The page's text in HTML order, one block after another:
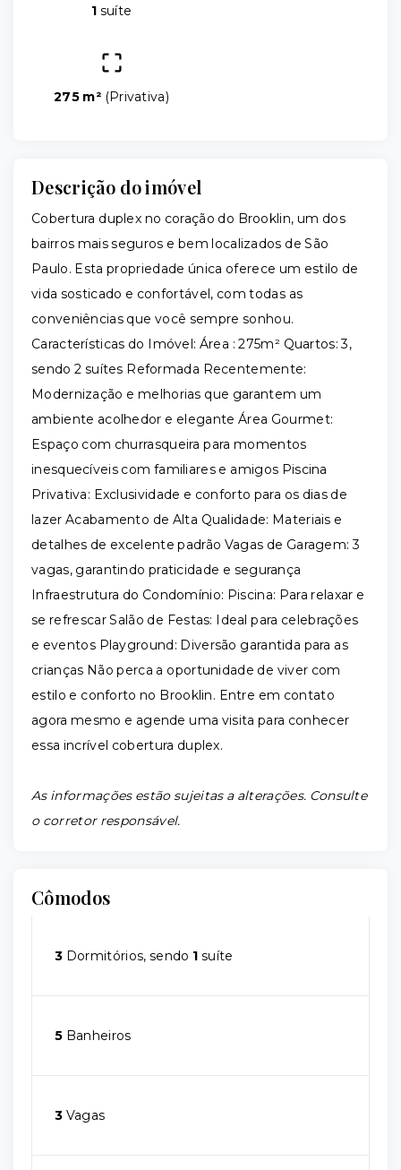
1 suíte
275 m² (Privativa)
Descrição do imóvel
Cobertura duplex no coração do Brooklin, um dos
bairros mais seguros e bem localizados de São
Paulo. Esta propriedade única oferece um estilo de
vida sosticado e confortável, com todas as
conveniências que você sempre sonhou.
Características do Imóvel: Área : 275m² Quartos: 3,
sendo 2 suítes Reformada Recentemente:
Modernização e melhorias que garantem um
ambiente acolhedor e elegante Área Gourmet:
Espaço com churrasqueira para momentos
inesquecíveis com familiares e amigos Piscina
Privativa: Exclusividade e conforto para os dias de
lazer Acabamento de Alta Qualidade: Materiais e
detalhes de excelente padrão Vagas de Garagem: 3
vagas, garantindo praticidade e segurança
Infraestrutura do Condomínio: Piscina: Para relaxar e
se refrescar Salão de Festas: Ideal para celebrações
e eventos Playground: Diversão garantida para as
crianças Não perca a oportunidade de viver com
estilo e conforto no Brooklin. Entre em contato
agora mesmo e agende uma visita para conhecer
essa incrível cobertura duplex.
As informações estão sujeitas a alterações. Consulte
o corretor responsável.
Cômodos
3 Dormitórios, sendo 1 suíte
5 Banheiros
3 Vagas